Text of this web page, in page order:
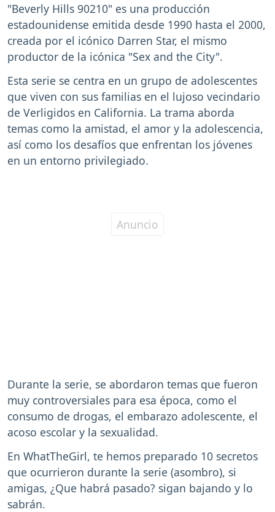
"Beverly Hills 90210" es una producción
estadounidense emitida desde 1990 hasta el 2000,
creada por el icónico Darren Star, el mismo
productor de la icónica "Sex and the City".
Esta serie se centra en un grupo de adolescentes
que viven con sus familias en el lujoso vecindario
de Verligidos en California. La trama aborda
temas como la amistad, el amor y la adolescencia,
así como los desafíos que enfrentan los jóvenes
en un entorno privilegiado.
Durante la serie, se abordaron temas que fueron
muy controversiales para esa época, como el
consumo de drogas, el embarazo adolescente, el
acoso escolar y la sexualidad.
En WhatTheGirl, te hemos preparado 10 secretos
que ocurrieron durante la serie (asombro), si
amigas, ¿Que habrá pasado? sigan bajando y lo
sabrán.